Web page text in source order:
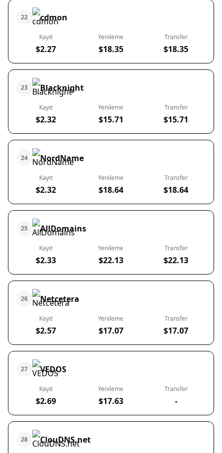
22 cdmon
Kayıt
$2.27
Yenileme
$18.35
Transfer
$18.35
23 Blacknight
Kayıt
$2.32
Yenileme
$15.71
Transfer
$15.71
24 NordName
Kayıt
$2.32
Yenileme
$18.64
Transfer
$18.64
25 AllDomains
Kayıt
$2.33
Yenileme
$22.13
Transfer
$22.13
26 Netcetera
Kayıt
$2.57
Yenileme
$17.07
Transfer
$17.07
27 VEDOS
Kayıt
$2.69
Yenileme
$17.63
Transfer
-
28 ClouDNS.net